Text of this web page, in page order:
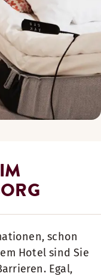
schon
Hotel sind Sie
Egal,